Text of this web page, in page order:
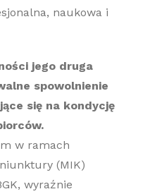
naukowa i
jego druga
spowolnienie
się na kondycję
w ramach
(MIK)
wyraźnie